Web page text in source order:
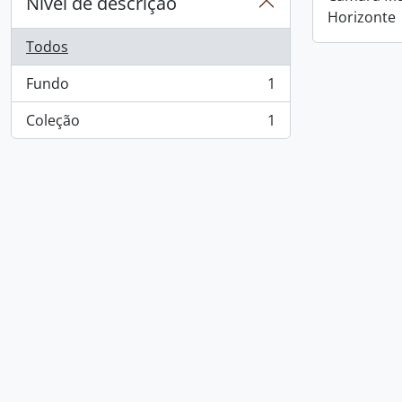
Todos
Fundo
, 1 resultados
1
Coleção
, 1 resultados 1
Horizonte